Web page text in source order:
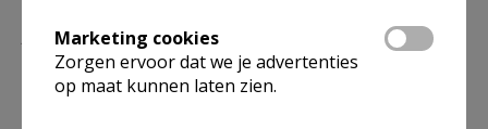
Lees meer
Marketing cookies
Zorgen ervoor dat we je advertenties
op maat kunnen laten zien.